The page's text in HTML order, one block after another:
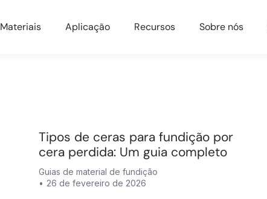
Materiais Aplicação Recursos Sobre nós
Tipos de ceras para fundição por
cera perdida: Um guia completo
Guias de material de fundição
26 de fevereiro de 2026